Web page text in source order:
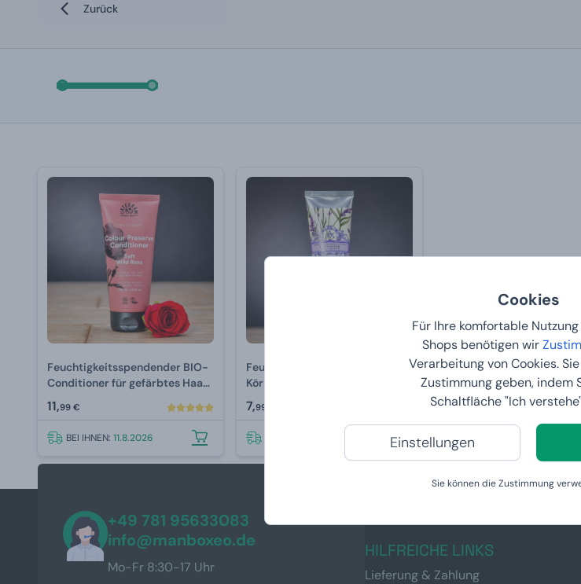
Cookies
Für Ihre komfortable
Shops benötigen wir
Verarbeitung von Cookies.
Zustimmung geben, indem
Schaltfläche "Ich
Einstellungen
Sie können die Zustimmung
Zurück
Feuchtigkeitsspendender BIO-
Conditioner für gefärbtes Haar
mit Wildrose Urtekram 180 ml
11,99 €
BEI IHNEN: 11.8.2026
Feuchtigkeitsspendende
Körpercreme mit einem Duft
von Lavendel 130 ml
7,99 €
+49 781 95633083
info@manboxeo.de
Mo-Fr 8:30-17 Uhr
HILFREICHE LINKS
Lieferung & Zahlung